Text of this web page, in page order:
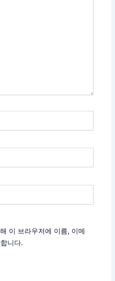
이 브라우저에 이름, 이메
니다.